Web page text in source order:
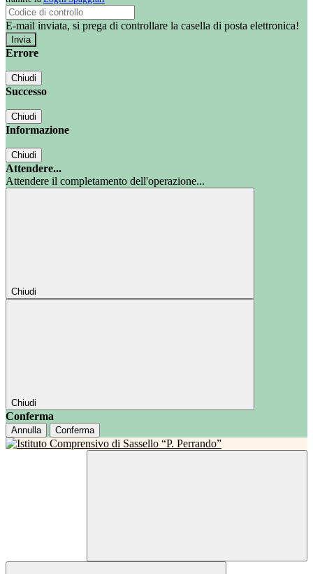
E-mail inviata, si prega di controllare la casella di posta elettronica!
Errore
Chiudi
Successo
Chiudi
Informazione
Chiudi
Attendere...
Attendere il completamento dell'operazione...
Chiudi
Chiudi
Conferma
Annulla Conferma